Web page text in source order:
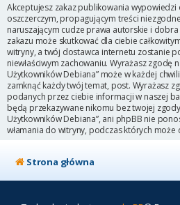
Akceptujesz zakaz publikowania
oszczerczym, propagującym treści
naruszającym cudze prawa autorskie i
zakazu może skutkować dla ciebie
witryny, a twój dostawca internetu zostanie
niewłaściwym zachowaniu. Wyrażasz zgodę
Użytkowników Debiana” może w każdej
zamknąć każdy twój temat, post. Wyrażasz
podanych przez ciebie informacji w naszej
będą przekazywane nikomu bez twojej
Użytkowników Debiana”, ani phpBB nie
włamania do witryny, podczas których
Strona główna